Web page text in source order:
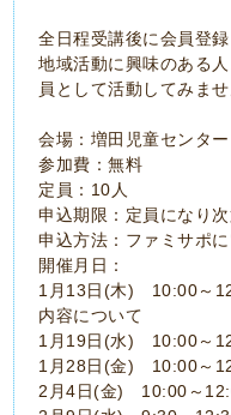
全日程受講後に会員登
地域活動に興味のある
員として活動してみませ
会場：増田児童センター
参加費：無料
定員：10人
申込期限：定員になり
申込方法：ファミサポ
開催月日：
1月13日(木) 10:00～
内容について
1月19日(水) 10:00～
1月28日(金) 10:00～
2月4日(金) 10:00～